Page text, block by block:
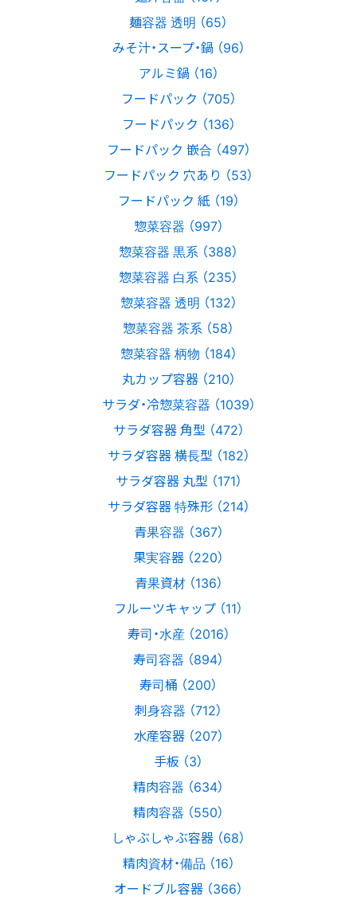
麺容器 透明 （65）
みそ汁・スープ・鍋 （96）
アルミ鍋 （16）
フードパック （705）
フードパック （136）
フードパック 嵌合 （497）
フードパック 穴あり （53）
フードパック 紙 （19）
惣菜容器 （997）
惣菜容器 黒系 （388）
惣菜容器 白系 （235）
惣菜容器 透明 （132）
惣菜容器 茶系 （58）
惣菜容器 柄物 （184）
丸カップ容器 （210）
サラダ・冷惣菜容器 （1039）
サラダ容器 角型 （472）
サラダ容器 横長型 （182）
サラダ容器 丸型 （171）
サラダ容器 特殊形 （214）
青果容器 （367）
果実容器 （220）
青果資材 （136）
フルーツキャップ （11）
寿司・水産 （2016）
寿司容器 （894）
寿司桶 （200）
刺身容器 （712）
水産容器 （207）
手板 （3）
精肉容器 （634）
精肉容器 （550）
しゃぶしゃぶ容器 （68）
精肉資材・備品 （16）
オードブル容器 （366）